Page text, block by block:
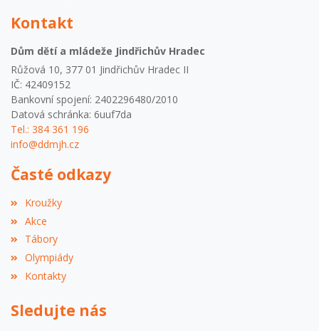
Kontakt
Dům dětí a mládeže Jindřichův Hradec
Růžová 10, 377 01 Jindřichův Hradec II
IČ: 42409152
Bankovní spojení: 2402296480/2010
Datová schránka: 6uuf7da
Tel.: 384 361 196
info@ddmjh.cz
Časté odkazy
Kroužky
Akce
Tábory
Olympiády
Kontakty
Sledujte nás